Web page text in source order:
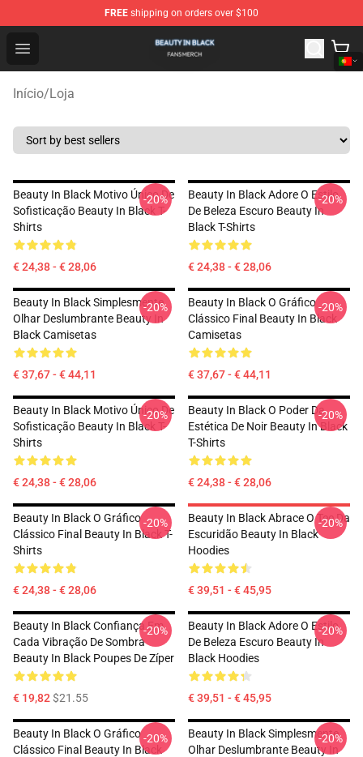
FREE shipping on orders over $100
Open menu
Beauty In Black Shop - Official Beauty In Black
Início/Loja
Beauty In Black Motivo Único De
Sofisticação Beauty In Black T-
Shirts
€ 24,38 - € 28,06
-20%
Beauty In Black Adore O Estilo
De Beleza Escuro Beauty In
Black T-Shirts
€ 24,38 - € 28,06
-20%
Beauty In Black Simplesmente
Olhar Deslumbrante Beauty In
Black Camisetas
€ 37,67 - € 44,11
-20%
Beauty In Black O Gráfico
Clássico Final Beauty In Black
Camisetas
€ 37,67 - € 44,11
-20%
Beauty In Black Motivo Único De
Sofisticação Beauty In Black T-
Shirts
€ 24,38 - € 28,06
-20%
Beauty In Black O Poder Da
Estética De Noir Beauty In Black
T-Shirts
€ 24,38 - € 28,06
-20%
Beauty In Black O Gráfico
Clássico Final Beauty In Black T-
Shirts
€ 24,38 - € 28,06
-20%
Beauty In Black Abrace O Tee Da
Escuridão Beauty In Black
Hoodies
€ 39,51 - € 45,95
-20%
Beauty In Black Confiança Em
Cada Vibração De Sombra
Beauty In Black Poupes De Zíper
€ 19,82$21.55
-20%
Beauty In Black Adore O Estilo
De Beleza Escuro Beauty In
Black Hoodies
€ 39,51 - € 45,95
-20%
Beauty In Black O Gráfico
Clássico Final Beauty In Black
-20%
Beauty In Black Simplesmente
Olhar Deslumbrante Beauty In
-20%